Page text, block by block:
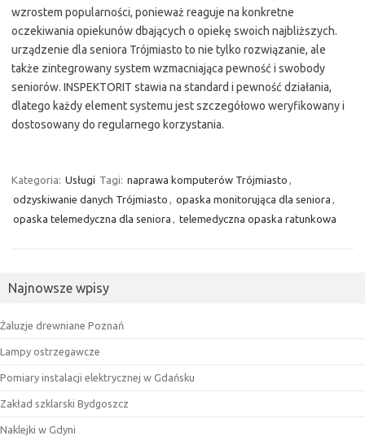
wzrostem popularności, ponieważ reaguje na konkretne
oczekiwania opiekunów dbających o opiekę swoich najbliższych.
urządzenie dla seniora Trójmiasto to nie tylko rozwiązanie, ale
także zintegrowany system wzmacniająca pewność i swobody
seniorów. INSPEKTORIT stawia na standard i pewność działania,
dlatego każdy element systemu jest szczegółowo weryfikowany i
dostosowany do regularnego korzystania.
Kategoria: Usługi Tagi: naprawa komputerów Trójmiasto ,
odzyskiwanie danych Trójmiasto , opaska monitorująca dla seniora ,
opaska telemedyczna dla seniora , telemedyczna opaska ratunkowa
Najnowsze wpisy
Żaluzje drewniane Poznań
Lampy ostrzegawcze
Pomiary instalacji elektrycznej w Gdańsku
Zakład szklarski Bydgoszcz
Naklejki w Gdyni